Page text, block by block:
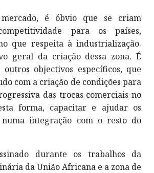
é óbvio que se criam
para os países,
que respeita à industrialização.
geral da criação dessa zona. É
objectivos específicos, que
com a criação de condições para
das trocas comerciais no
forma, capacitar e ajudar os
numa integração com o resto do
durante os trabalhos da
da União Africana e a zona de